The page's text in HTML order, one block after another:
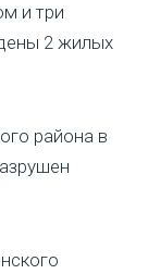
и три
2 жилых
района в